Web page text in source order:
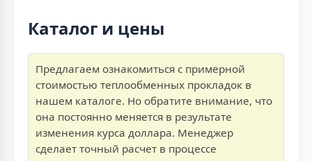
Каталог и цены
Предлагаем ознакомиться с примерной
стоимостью теплообменных прокладок в
нашем каталоге. Но обратите внимание, что
она постоянно меняется в результате
изменения курса доллара. Менеджер
сделает точный расчет в процессе